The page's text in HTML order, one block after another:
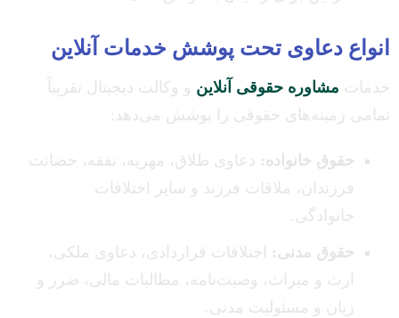
انواع دعاوی تحت پوشش خدمات آنلاین
خدمات مشاوره حقوقی آنلاین و وکالت دیجیتال تقریباً
تمامی زمینه‌های حقوقی را پوشش می‌دهد:
حقوق خانواده: دعاوی طلاق، مهریه، نفقه، حضانت
فرزندان، ملاقات فرزند و سایر اختلافات
خانوادگی.
حقوق مدنی: اختلافات قراردادی، دعاوی ملکی،
ارث و میراث، وصیت‌نامه، مطالبات مالی، ضرر و
زیان و مسئولیت مدنی.